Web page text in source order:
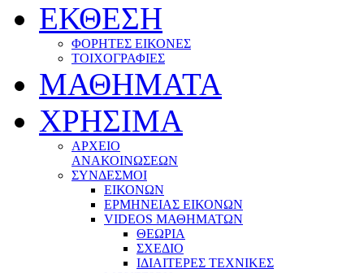
ΕΚΘΕΣΗ
ΦΟΡΗΤΕΣ ΕΙΚΟΝΕΣ
ΤΟΙΧΟΓΡΑΦΙΕΣ
ΜΑΘΗΜΑΤΑ
ΧΡΗΣΙΜΑ
ΑΡΧΕΙΟ
ΑΝΑΚΟΙΝΩΣΕΩΝ
ΣΥΝΔΕΣΜΟΙ
EΙΚΟΝΩΝ
ΕΡΜΗΝΕΙΑΣ ΕΙΚΟΝΩΝ
VIDEOS ΜΑΘΗΜΑΤΩΝ
ΘΕΩΡΙΑ
ΣΧΕΔΙΟ
ΙΔΙΑΙΤΕΡΕΣ ΤΕΧΝΙΚΕΣ